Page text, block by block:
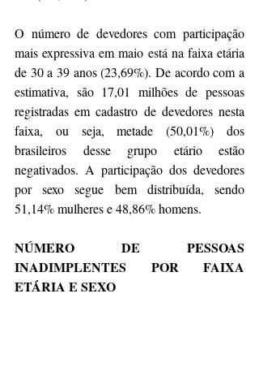
O número de devedores com participação
mais expressiva em maio está na faixa etária
de 30 a 39 anos (23,69%). De acordo com a
estimativa, são 17,01 milhões de pessoas
registradas em cadastro de devedores nesta
faixa, ou seja, metade (50,01%) dos
brasileiros desse grupo etário estão
negativados. A participação dos devedores
por sexo segue bem distribuída, sendo
51,14% mulheres e 48,86% homens.
NÚMERO DE PESSOAS
INADIMPLENTES POR FAIXA
ETÁRIA E SEXO